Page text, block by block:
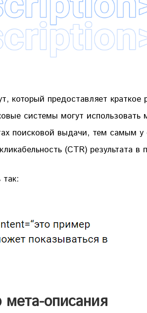
который предоставляет краткое
системы могут
поисковой выдачи, тем самым у
(CTR) результата в
описания